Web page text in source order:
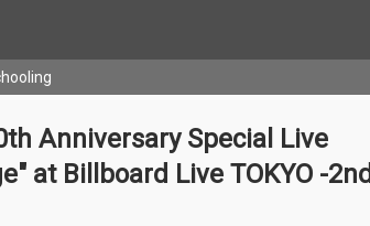
Anniversary Special Live
at Billboard Live TOKYO -2nd